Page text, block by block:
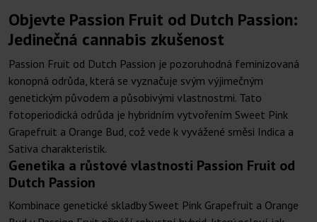
Objevte Passion Fruit od Dutch Passion:
Jedinečná cannabis zkušenost
Passion Fruit od Dutch Passion je pozoruhodná feminizovaná
konopná odrůda, která se vyznačuje svým výjimečným
genetickým původem a působivými vlastnostmi. Tato
fotoperiodická odrůda je hybridním vytvořením Sweet Pink
Grapefruit a Orange Bud, což vede k vyvážené směsi Indica a
Sativa charakteristik.
Genetika a růstové vlastnosti Passion Fruit od
Dutch Passion
Kombinace genetické skladby Sweet Pink Grapefruit a Orange